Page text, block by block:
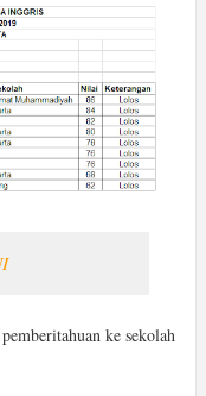
ke sekolah